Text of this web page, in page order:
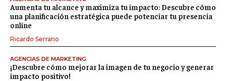
Aumenta tu alcance y maximiza tu impacto: Descubre cómo
una planificación estratégica puede potenciar tu presencia
online
Ricardo Serrano
AGENCIAS DE MARKETING
¡Descubre cómo mejorar la imagen de tu negocio y generar
impacto positivo!